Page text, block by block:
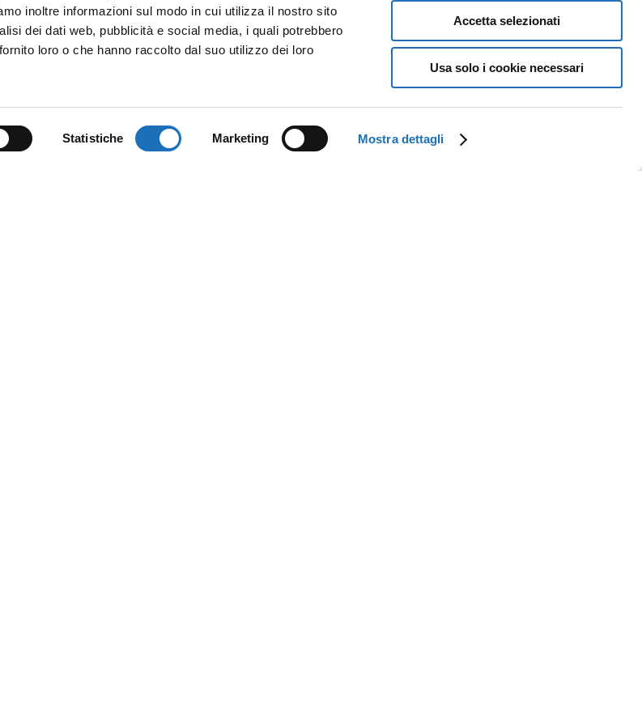
inoltre informazioni sul modo in cui utilizza il nostro sito
dei dati web, pubblicità e social media, i quali potrebbero
loro o che hanno raccolto dal suo utilizzo dei loro
Statistiche Marketing Mostra dettagli
Accetta selezionati
Usa solo i cookie necessari